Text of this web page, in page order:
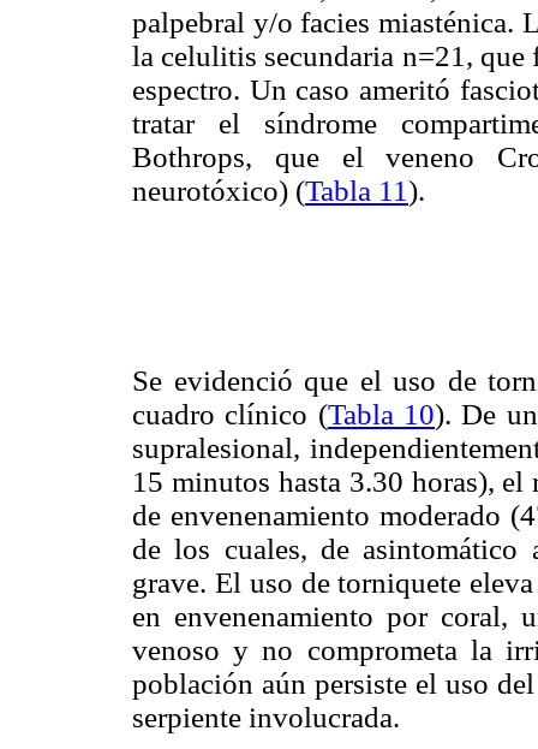
palpebral y/o facies miasténica.
la celulitis secundaria n=21,
espectro. Un caso ameritó
tratar el síndrome
Bothrops, que el veneno
neurotóxico) (Tabla 11).
Se evidenció que el uso de
cuadro clínico (Tabla 10). De
supralesional,
15 minutos hasta 3.30 horas),
de envenenamiento moderado
de los cuales, de
grave. El uso de torniquete
en envenenamiento por coral,
venoso y no comprometa la
población aún persiste el uso
serpiente involucrada.